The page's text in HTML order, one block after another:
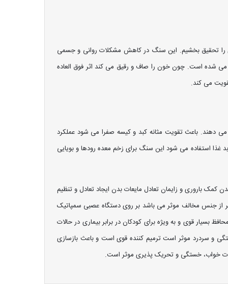
را تحقیق بخشیم. این سنگ در کاهش مشکلات روانی و جسمی
می شده است. چون خون را صاف و رقیق می کند اثر فوق العاده
می کند.
دهند. باعث تقویت مثانه کبد و کیسه صفرا می شود عملکرد
استفاده می شود این سنگ برای زخم معده رودها و بویایی
باروری و زایمان تعادل مایعات بدن ایجاد تعادل و تنظیم
از جنس مخالف موثر می باشد بر روی دستگاه عصبی سمپاتیک
بسیار قوی و به ویژه برای کودکان در برابر بیماری در حالات
و سردرد موثر است ترمیم کننده قوی است و باعث بازسازی
خواب، خستگی و تحریک پذیری موثر است.